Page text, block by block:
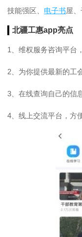
技能强区、 电子书屋
北疆工惠app亮点
1、维权服务咨询平台
2、为你提供最新的工
3、在线查询自己的信
4、线上交流平台，方